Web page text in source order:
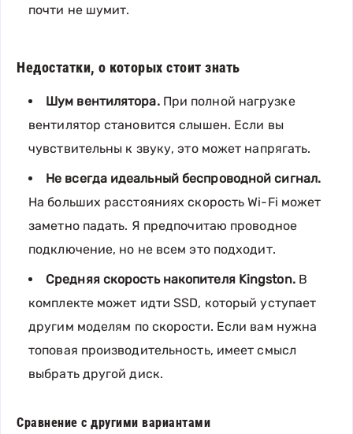
почти не шумит.
Недостатки, о которых стоит знать
Шум вентилятора.При полной нагрузке
вентилятор становится слышен. Если вы
чувствительны к звуку, это может напрягать.
Не всегда идеальный беспроводной сигнал.
На больших расстояниях скорость Wi-Fi может
заметно падать. Я предпочитаю проводное
подключение, но не всем это подходит.
Средняя скорость накопителя Kingston.В
комплекте может идти SSD, который уступает
другим моделям по скорости. Если вам нужна
топовая производительность, имеет смысл
выбрать другой диск.
Сравнение с другими вариантами